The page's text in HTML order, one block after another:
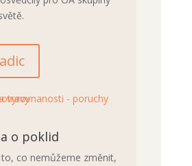
o poklid
co nemůžeme změnit,